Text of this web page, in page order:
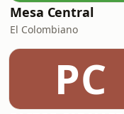
Mesa Central
El Colombiano
PC